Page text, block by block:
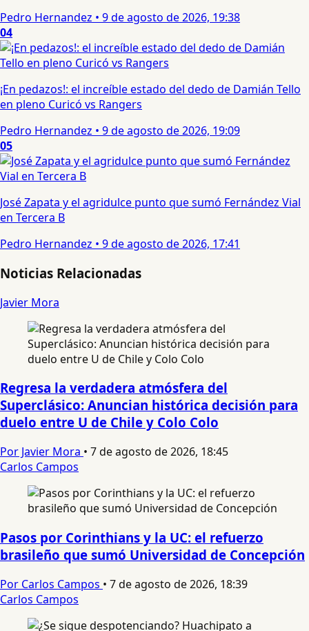
Pedro Hernandez • 9 de agosto de 2026, 19:38
04
¡En pedazos!: el increíble estado del dedo de Damián Tello
en pleno Curicó vs Rangers
Pedro Hernandez • 9 de agosto de 2026, 19:09
05
José Zapata y el agridulce punto que sumó Fernández Vial
en Tercera B
Pedro Hernandez • 9 de agosto de 2026, 17:41
Noticias Relacionadas
Javier Mora
Regresa la verdadera atmósfera del
Superclásico: Anuncian histórica decisión para
duelo entre U de Chile y Colo Colo
Por Javier Mora • 7 de agosto de 2026, 18:45
Carlos Campos
Pasos por Corinthians y la UC: el refuerzo
brasileño que sumó Universidad de Concepción
Por Carlos Campos • 7 de agosto de 2026, 18:39
Carlos Campos